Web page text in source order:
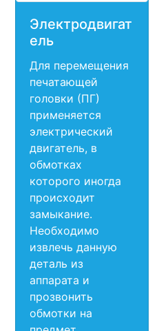
Электродвигат
ель
Для перемещения
печатающей
головки (ПГ)
применяется
электрический
двигатель, в
обмотках
которого иногда
происходит
замыкание.
Необходимо
извлечь данную
деталь из
аппарата и
прозвонить
обмотки на